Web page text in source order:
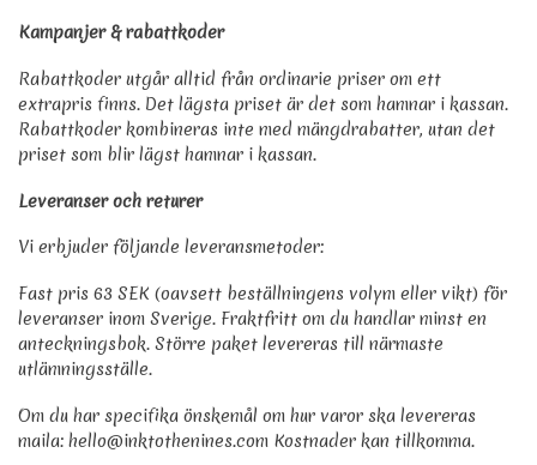
Kampanjer & rabattkoder
Rabattkoder utgår alltid från ordinarie priser om ett
extrapris finns. Det lägsta priset är det som hamnar i kassan.
Rabattkoder kombineras inte med mängdrabatter, utan det
priset som blir lägst hamnar i kassan.
Leveranser och returer
Vi erbjuder följande leveransmetoder:
Fast pris 63 SEK (oavsett beställningens volym eller vikt) för
leveranser inom Sverige. Fraktfritt om du handlar minst en
anteckningsbok. Större paket levereras till närmaste
utlämningsställe.
Om du har specifika önskemål om hur varor ska levereras
maila: hello@inktothenines.com Kostnader kan tillkomma.